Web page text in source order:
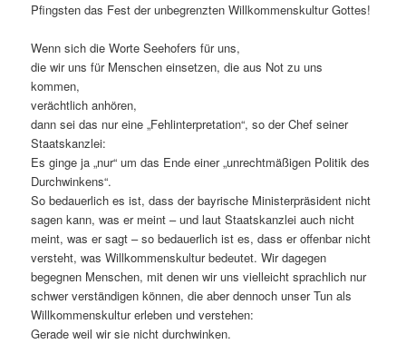
Pfingsten das Fest der unbegrenzten Willkommenskultur Gottes!
Wenn sich die Worte Seehofers für uns,
die wir uns für Menschen einsetzen, die aus Not zu uns
kommen,
verächtlich anhören,
dann sei das nur eine „Fehlinterpretation“, so der Chef seiner
Staatskanzlei:
Es ginge ja „nur“ um das Ende einer „unrechtmäßigen Politik des
Durchwinkens“.
So bedauerlich es ist, dass der bayrische Ministerpräsident nicht
sagen kann, was er meint – und laut Staatskanzlei auch nicht
meint, was er sagt – so bedauerlich ist es, dass er offenbar nicht
versteht, was Willkommenskultur bedeutet. Wir dagegen
begegnen Menschen, mit denen wir uns vielleicht sprachlich nur
schwer verständigen können, die aber dennoch unser Tun als
Willkommenskultur erleben und verstehen:
Gerade weil wir sie nicht durchwinken.